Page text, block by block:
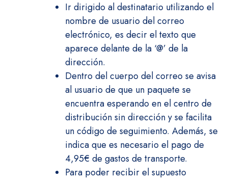
Ir dirigido al destinatario utilizando el
nombre de usuario del correo
electrónico, es decir el texto que
aparece delante de la ‘@’ de la
dirección.
Dentro del cuerpo del correo se avisa
al usuario de que un paquete se
encuentra esperando en el centro de
distribución sin dirección y se facilita
un código de seguimiento. Además, se
indica que es necesario el pago de
4,95€ de gastos de transporte.
Para poder recibir el supuesto